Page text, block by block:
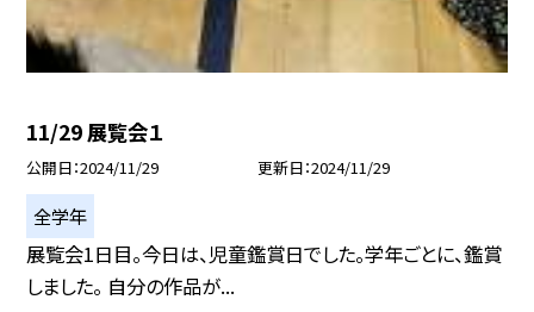
11/29 展覧会１
公開日 2024/11/29 更新日 2024/11/29
全学年
展覧会1日目。今日は、児童鑑賞日でした。学年ごとに、鑑賞
しました。 自分の作品が...